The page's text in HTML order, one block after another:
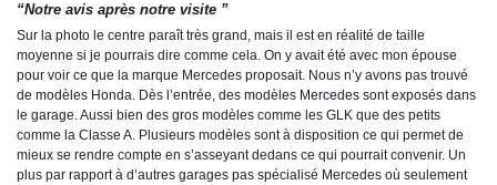
“Notre avis après notre visite ”
Sur la photo le centre paraît très grand, mais il est en réalité de taille
moyenne si je pourrais dire comme cela. On y avait été avec mon épouse
pour voir ce que la marque Mercedes proposait. Nous n’y avons pas trouvé
de modèles Honda. Dès l’entrée, des modèles Mercedes sont exposés dans
le garage. Aussi bien des gros modèles comme les GLK que des petits
comme la Classe A. Plusieurs modèles sont à disposition ce qui permet de
mieux se rendre compte en s’asseyant dedans ce qui pourrait convenir. Un
plus par rapport à d’autres garages pas spécialisé Mercedes où seulement